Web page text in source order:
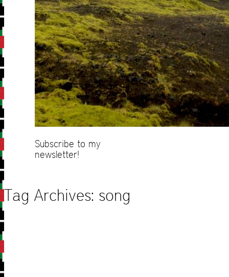
Subscribe to my
newsletter!
Tag Archives: song